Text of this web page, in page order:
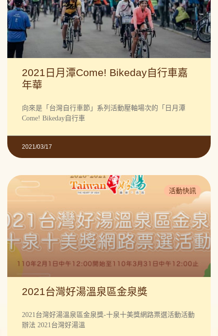
2021日月潭Come! Bikeday自行車嘉
年華
向來是「台灣自行車節」系列活動壓軸場次的「日月潭
Come! Bikeday自行車
2021/03/17
活動快訊
2021台灣好湯溫泉區金泉獎
2021台灣好湯溫泉區金泉獎-十泉十美獎網路票選活動活動
辦法 2021台灣好湯溫